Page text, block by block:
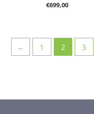
€699,00
← 1 2 3